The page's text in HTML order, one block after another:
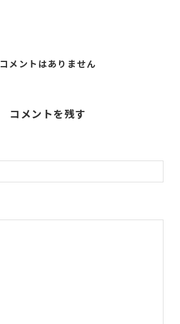
コメントはありません
コメントを残す